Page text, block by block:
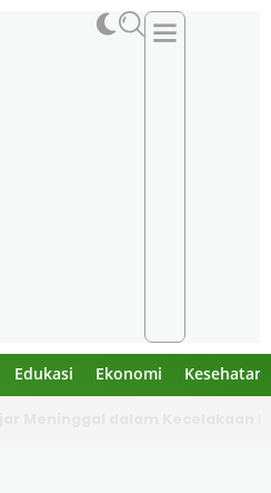
Edukasi Ekonomi Kesehatan